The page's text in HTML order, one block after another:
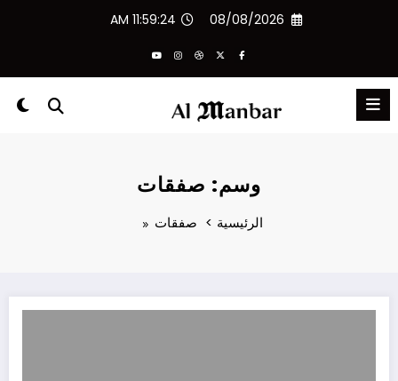
08/08/2026
11:59:24 AM
وسم: صفقات
الرئيسية صفقات